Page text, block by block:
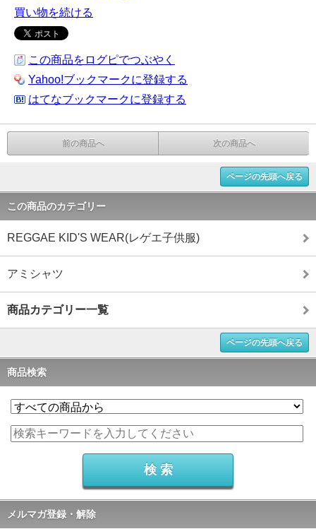
買い物を続ける
この商品をログピでつぶやく
Yahoo!ブックマークに登録する
はてなブックマークに登録する
前の商品へ 次の商品へ
ページの先頭へ戻る
この商品のカテゴリー
REGGAE KID'S WEAR(レゲエ子供服)
アミシャツ
商品カテゴリー一覧
ページの先頭へ戻る
商品検索
メルマガ登録・解除